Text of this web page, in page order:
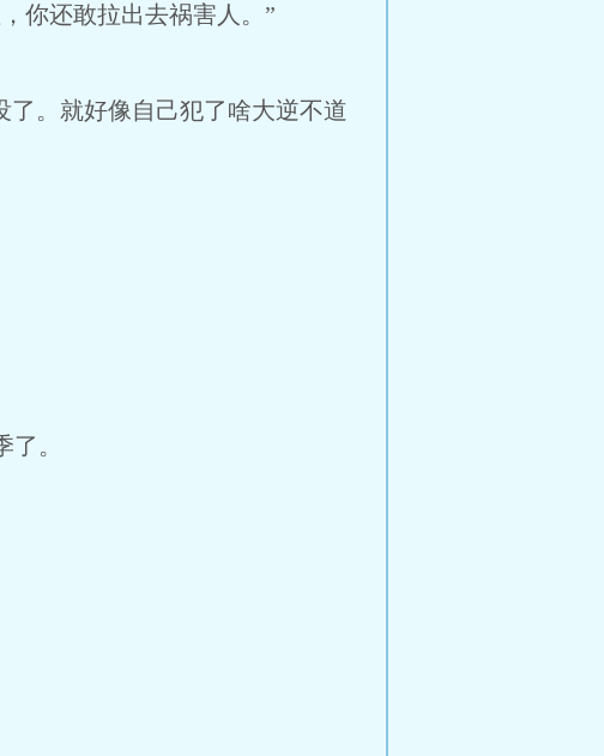
你还敢拉出去祸害人。”
。就好像自己犯了啥大逆不道
。